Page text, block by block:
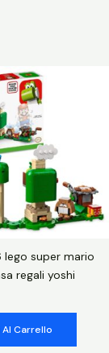
lego super mario
regali yoshi
Al Carrello